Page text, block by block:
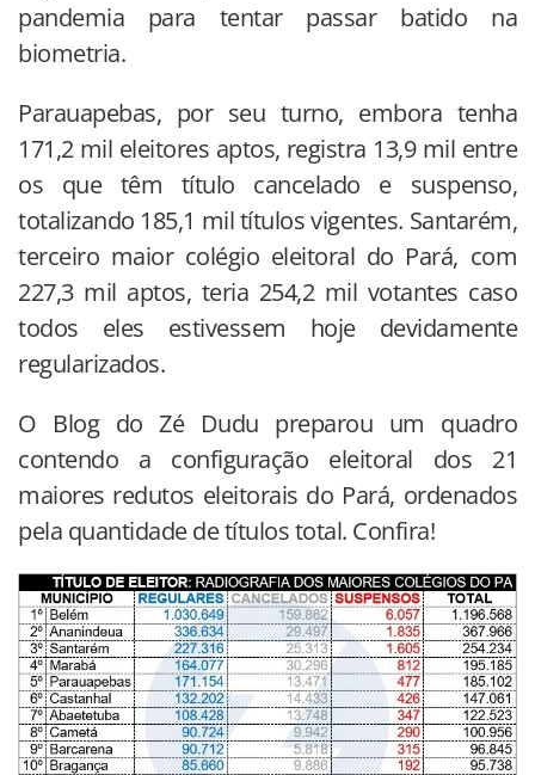
pandemia para tentar passar batido na
biometria.
Parauapebas, por seu turno, embora tenha
171,2 mil eleitores aptos, registra 13,9 mil entre
os que têm título cancelado e suspenso,
totalizando 185,1 mil títulos vigentes. Santarém,
terceiro maior colégio eleitoral do Pará, com
227,3 mil aptos, teria 254,2 mil votantes caso
todos eles estivessem hoje devidamente
regularizados.
O Blog do Zé Dudu preparou um quadro
contendo a configuração eleitoral dos 21
maiores redutos eleitorais do Pará, ordenados
pela quantidade de títulos total. Confira!